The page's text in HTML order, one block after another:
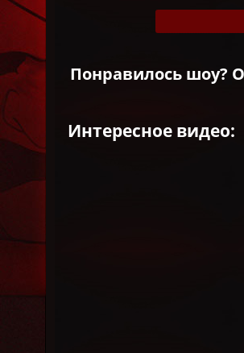
Понравилось шоу?
Интересное видео: